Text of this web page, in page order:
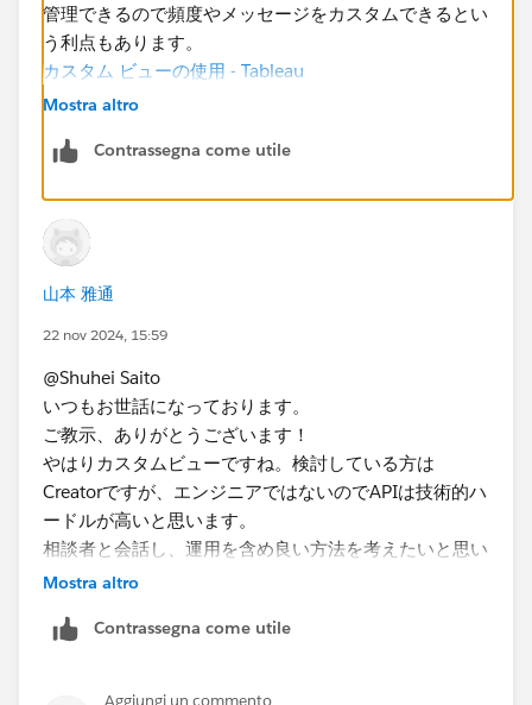
管理できるので頻度やメッセージをカスタムできるとい
う利点もあります。
カスタム ビューの使用 - Tableau
カスタム ビューにサブスクライブする | Tableau
を取得し、アラート対象になった担当者にだけメールを
送信するというのを機械的に行う方法が考えられます。
この場合、ベースURLと担当者、そのパラメータをリス
ト化していれば一元的に設定できます（メールに画像を
可）。但し、REST APIを使うことになるので多少の技術
的なハードルがあります。
Mostra altro
Contrassegna come utile
山本 雅通
22 nov 2024, 15:59
@Shuhei Saito
いつもお世話になっております。
ご教示、ありがとうございます！
やはりカスタムビューですね。検討している方は
Creatorですが、エンジニアではないのでAPIは技術的ハ
ードルが高いと思います。
相談者と会話し、運用を含め良い方法を考えたいと思い
ます。
Mostra altro
Contrassegna come utile
Aggiungi un commento